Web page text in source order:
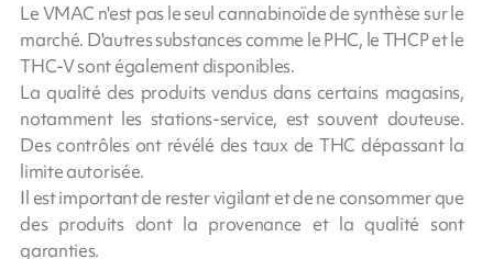
Le VMAC n'est pas le seul cannabinoïde de synthèse sur le
marché. D'autres substances comme le PHC, le THCP et le
THC-V sont également disponibles.
La qualité des produits vendus dans certains magasins,
notamment les stations-service, est souvent douteuse.
Des contrôles ont révélé des taux de THC dépassant la
limite autorisée.
Il est important de rester vigilant et de ne consommer que
des produits dont la provenance et la qualité sont
garanties.